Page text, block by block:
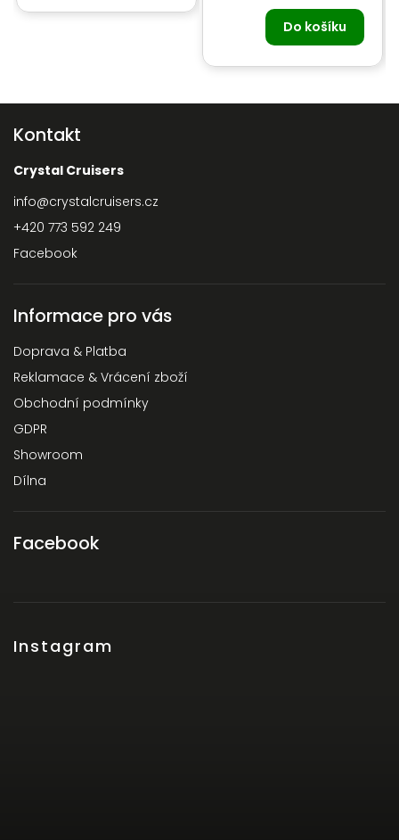
Do košíku
Kontakt
Crystal Cruisers
info@crystalcruisers.cz
+420 773 592 249
Facebook
Informace pro vás
Doprava & Platba
Reklamace & Vrácení zboží
Obchodní podmínky
GDPR
Showroom
Dílna
Facebook
Instagram